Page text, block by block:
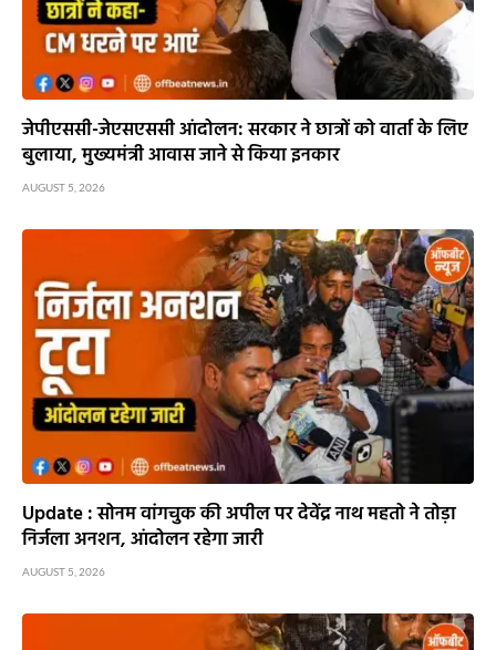
जेपीएससी-जेएसएससी आंदोलन: सरकार ने छात्रों को वार्ता के लिए
बुलाया, मुख्यमंत्री आवास जाने से किया इनकार
AUGUST 5, 2026
Update : सोनम वांगचुक की अपील पर देवेंद्र नाथ महतो ने तोड़ा
निर्जला अनशन, आंदोलन रहेगा जारी
AUGUST 5, 2026